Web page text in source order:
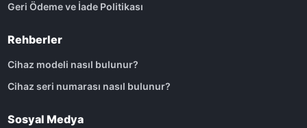
Geri Ödeme ve İade Politikası
Rehberler
Cihaz modeli nasıl bulunur?
Cihaz seri numarası nasıl bulunur?
Sosyal Medya